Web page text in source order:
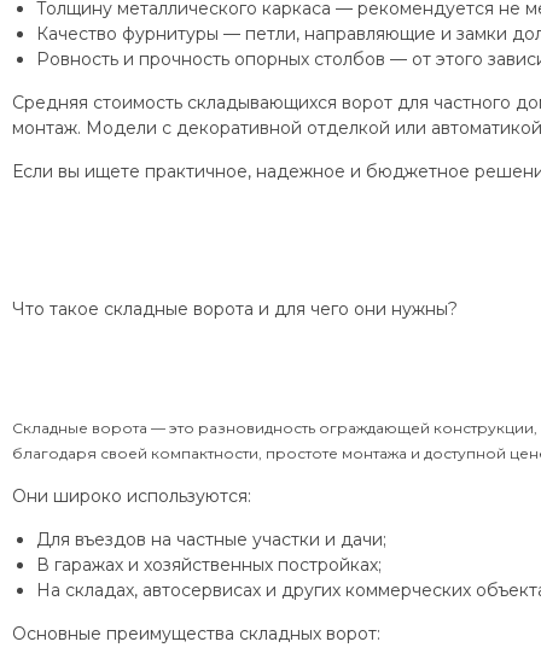
Толщину металлического каркаса — рекомендуется не
Качество фурнитуры — петли, направляющие и замки
Ровность и прочность опорных столбов — от этого
Средняя стоимость складывающихся ворот для частного
монтаж. Модели с декоративной отделкой или
Если вы ищете практичное, надежное и бюджетное
Что такое складные ворота и для чего они нужны?
Складные ворота — это разновидность ограждающей
благодаря своей компактности, простоте монтажа и доступной
Они широко используются:
Для въездов на частные участки и дачи;
В гаражах и хозяйственных постройках;
На складах, автосервисах и других коммерческих
Основные преимущества складных ворот: